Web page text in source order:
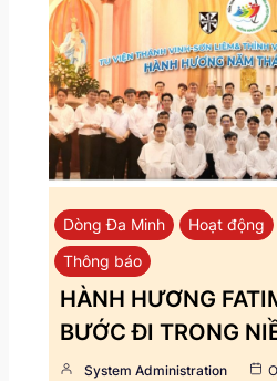
Dòng Đa Minh Hoạt động
Thông báo
HÀNH HƯƠNG
BƯỚC ĐI TRONG
System Administration